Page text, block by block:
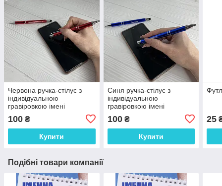
Червона ручка-стілус з
індивідуальною
гравіровкою імені
100 ₴
Купити
Синя ручка-стілус з
індивідуальною
гравіровкою імені
100₴
Купити
25
Подібні товари компанії